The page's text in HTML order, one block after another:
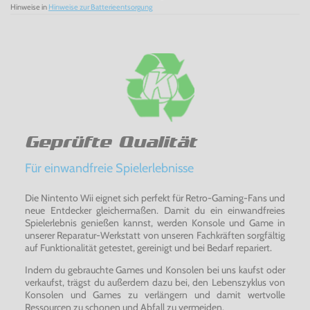
Hinweise in Hinweise zur Batterieentsorgung
Geprüfte Qualität
Für einwandfreie Spielerlebnisse
Die Nintento Wii eignet sich perfekt für Retro-Gaming-Fans und
neue Entdecker gleichermaßen. Damit du ein einwandfreies
Spielerlebnis genießen kannst, werden Konsole und Game in
unserer Reparatur-Werkstatt von unseren Fachkräften sorgfältig
auf Funktionalität getestet, gereinigt und bei Bedarf repariert.
Indem du gebrauchte Games und Konsolen bei uns kaufst oder
verkaufst, trägst du außerdem dazu bei, den Lebenszyklus von
Konsolen und Games zu verlängern und damit wertvolle
Ressourcen zu schonen und Abfall zu vermeiden.